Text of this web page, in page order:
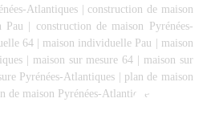
Atlantiques
construction de maison
Pau
construction de maison Pyrénées-
64| maison individuelle Pau
maison
maison sur mesure 64
maison sur
Pyrénées-Atlantiques
plan de maison
de maison Pyrénées-Atlantiques